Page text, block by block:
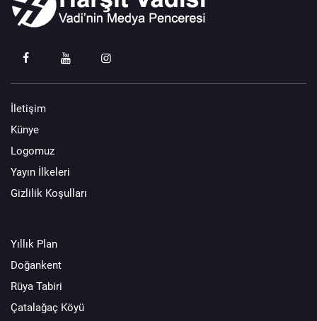
İletişim
Künye
Logomuz
Yayın İlkeleri
Gizlilik Koşulları
Yıllık Plan
Doğankent
Rüya Tabiri
Çatalağaç Köyü